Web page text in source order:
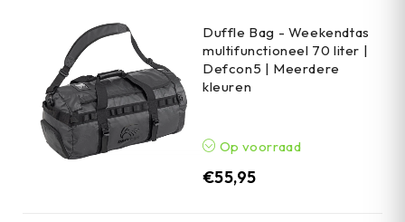
Duffle Bag - Weekendtas
multifunctioneel 70 liter |
Defcon5 | Meerdere
kleuren
Op voorraad
€55,95